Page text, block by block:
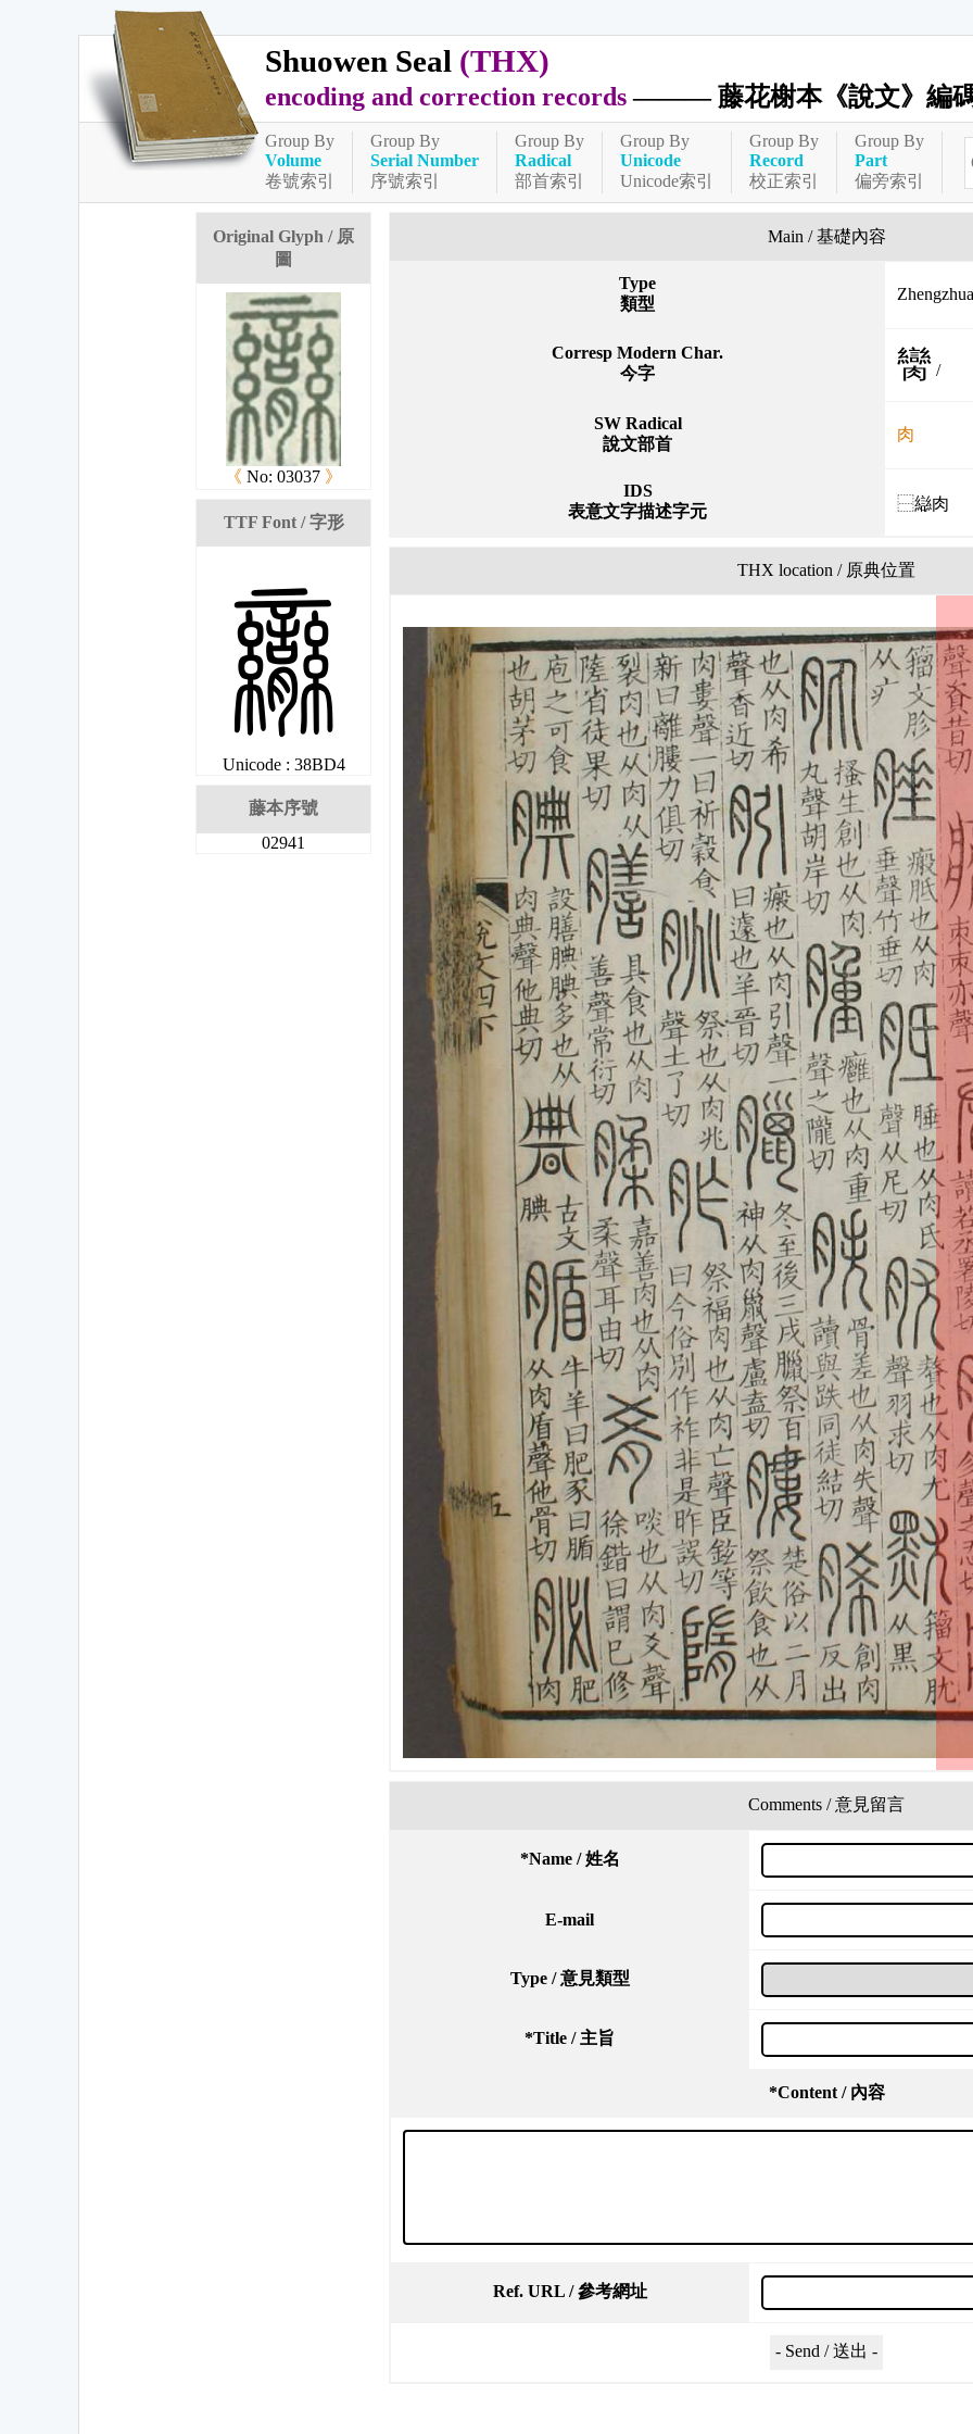
Shuowen Seal (THX)
encoding and correction records ——— 藤花榭本《說文》編
Group By
Volume
卷號索引
Group By
Serial Number
序號索引
Group By
Radical
部首索引
Group By
Unicode
Unicode索引
Group By
Record
校正索引
Group By
Part
偏旁索引
Original Glyph / 原
圖
《 No: 03037 》
TTF Font / 字形
委
Unicode : 38BD4
藤本序號
02941
Main / 基礎內容
Type
類型
Corresp Modern Char.
今字
臠 /
SW Radical
說文部首
肉
IDS
表意文字描述字元
⿱䜌肉
THX location / 原典位置
Comments / 意見留言
*Name / 姓名
E-mail
Type / 意見類型
*Title / 主旨
*Content / 內容
Ref. URL / 參考網址